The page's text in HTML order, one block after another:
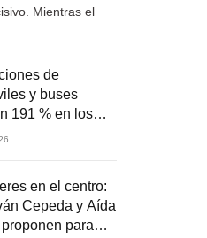
Mientras el
de
y buses
191 % en los
cuatro meses de
en el centro:
Cepeda y Aída
para